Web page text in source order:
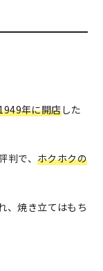
年に開店した
判で、ホクホクの
、焼き立てはもち